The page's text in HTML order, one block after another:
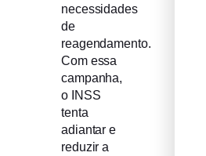
necessidades
de
reagendamento.
Com essa
campanha,
o INSS
tenta
adiantar e
reduzir a